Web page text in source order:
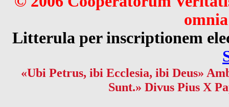
Litterula per inscriptionem
«Ubi Petrus, ibi Ecclesia, ibi Deus»
Sunt.» Divus Pius X